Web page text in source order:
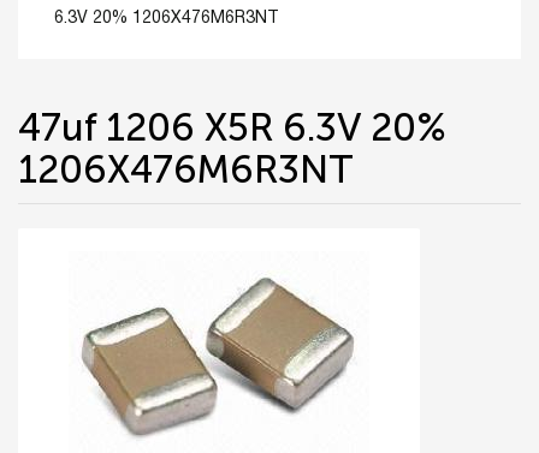
6.3V 20% 1206X476M6R3NT
47uf 1206 X5R 6.3V 20%
1206X476M6R3NT